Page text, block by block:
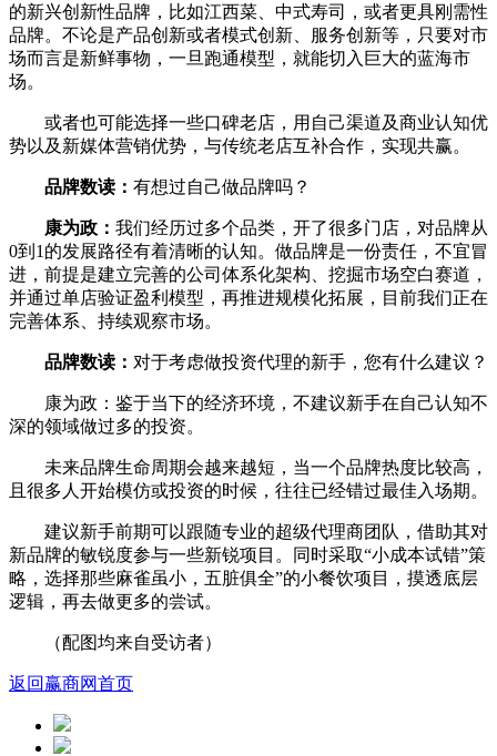
的新兴创新性品牌，比如江西菜、中式寿司，或者更具刚需性
品牌。不论是产品创新或者模式创新、服务创新等，只要对市
场而言是新鲜事物，一旦跑通模型，就能切入巨大的蓝海市
场。
或者也可能选择一些口碑老店，用自己渠道及商业认知优
势以及新媒体营销优势，与传统老店互补合作，实现共赢。
品牌数读： 有想过自己做品牌吗？
康为政： 我们经历过多个品类，开了很多门店，对品牌从
0到1的发展路径有着清晰的认知。做品牌是一份责任，不宜冒
进，前提是建立完善的公司体系化架构、挖掘市场空白赛道，
并通过单店验证盈利模型，再推进规模化拓展，目前我们正在
完善体系、持续观察市场。
品牌数读： 对于考虑做投资代理的新手，您有什么建议？
康为政：鉴于当下的经济环境，不建议新手在自己认知不
深的领域做过多的投资。
未来品牌生命周期会越来越短，当一个品牌热度比较高，
且很多人开始模仿或投资的时候，往往已经错过最佳入场期。
建议新手前期可以跟随专业的超级代理商团队，借助其对
新品牌的敏锐度参与一些新锐项目。同时采取“小成本试错”策
略，选择那些麻雀虽小，五脏俱全”的小餐饮项目，摸透底层
逻辑，再去做更多的尝试。
（配图均来自受访者）
返回赢商网首页